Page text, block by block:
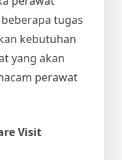
tugas
kebutuhan
yang akan
perawat
Visit